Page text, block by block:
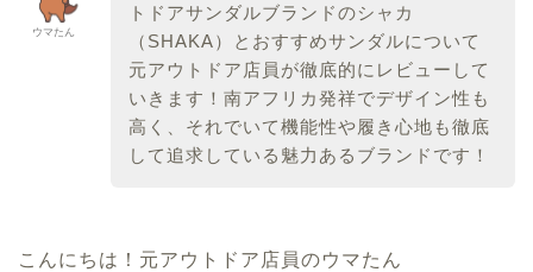
ウマたん
トドアサンダルブランドのシャカ
（SHAKA）とおすすめサンダルについて
元アウトドア店員が徹底的にレビューして
いきます！南アフリカ発祥でデザイン性も
高く、それでいて機能性や履き心地も徹底
して追求している魅力あるブランドです！
こんにちは！元アウトドア店員のウマたん